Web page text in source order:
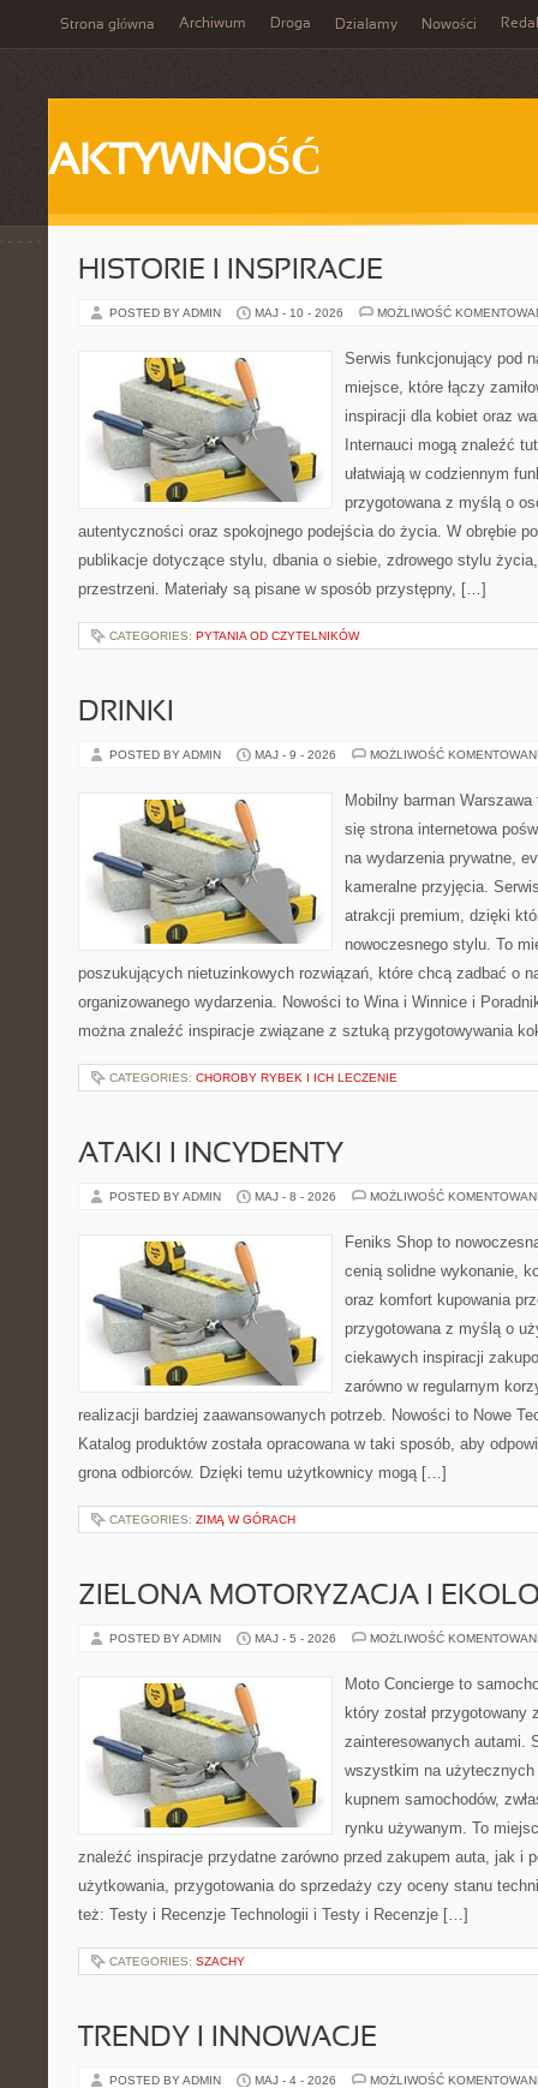
Strona główna Archiwum Droga Działamy Nowości
AKTYWNOŚĆ
HISTORIE I INSPIRACJE
POSTED BY ADMIN MAJ - 10 - 2026 MOŻLIWOŚĆ
Serwis funkcjonujący pod
miejsce, które łączy
inspiracji dla kobiet oraz
Internauci mogą znaleźć
ułatwiają w codziennym
przygotowana z myślą o
autentyczności oraz spokojnego podejścia do życia. W obrębie
publikacje dotyczące stylu, dbania o siebie, zdrowego stylu
przestrzeni. Materiały są pisane w sposób przystępny, […]
CATEGORIES: PYTANIA OD CZYTELNIKÓW
DRINKI
POSTED BY ADMIN MAJ - 9 - 2026 MOŻLIWOŚĆ
Mobilny barman
się strona internetowa
na wydarzenia prywatne,
kameralne przyjęcia.
atrakcji premium, dzięki
nowoczesnego stylu. To
poszukujących nietuzinkowych rozwiązań, które chcą zadbać o
organizowanego wydarzenia. Nowości to Wina i Winnice i
można znaleźć inspiracje związane z sztuką przygotowywania
CATEGORIES: CHOROBY RYBEK I ICH LECZENIE
ATAKI I INCYDENTY
POSTED BY ADMIN MAJ - 8 - 2026 MOŻLIWOŚĆ
Feniks Shop to
cenią solidne wykonanie,
oraz komfort kupowania
przygotowana z myślą o
ciekawych inspiracji
zarówno w regularnym
realizacji bardziej zaawansowanych potrzeb. Nowości to Nowe
Katalog produktów została opracowana w taki sposób, aby
grona odbiorców. Dzięki temu użytkownicy mogą […]
CATEGORIES: ZIMĄ W GÓRACH
ZIELONA MOTORYZACJA I
POSTED BY ADMIN MAJ - 5 - 2026 MOŻLIWOŚĆ
Moto Concierge to
który został przygotowany
zainteresowanych autami.
wszystkim na
kupnem samochodów,
rynku używanym. To
znaleźć inspiracje przydatne zarówno przed zakupem auta, jak i
użytkowania, przygotowania do sprzedaży czy oceny stanu
też: Testy i Recenzje Technologii i Testy i Recenzje […]
CATEGORIES: SZACHY
TRENDY I INNOWACJE
POSTED BY ADMIN MAJ - 4 - 2026 MOŻLIWOŚĆ